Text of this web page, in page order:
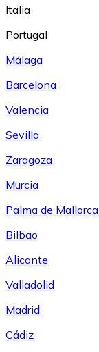
Italia
Portugal
Málaga
Barcelona
Valencia
Sevilla
Zaragoza
Murcia
Palma de Mallorca
Bilbao
Alicante
Valladolid
Madrid
Cádiz